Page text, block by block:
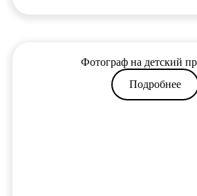
Фотограф на детский
Подробнее